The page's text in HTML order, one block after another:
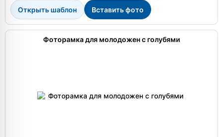
Открыть шаблон Вставить фото
Фоторамка для молодожен с голубями